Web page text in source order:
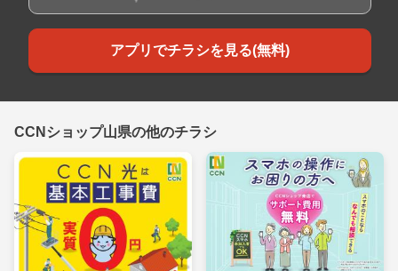
アプリでチラシを見る(無料)
CCNショップ山県の他のチラシ